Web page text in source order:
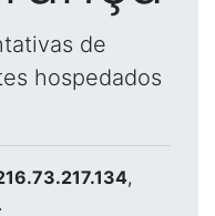
de
hospedados
,